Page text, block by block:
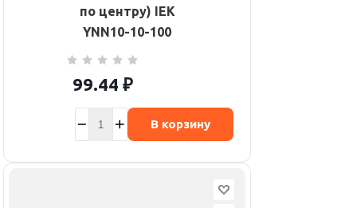
по центру) IEK
YNN10-10-100
99.44 ₽
В корзину